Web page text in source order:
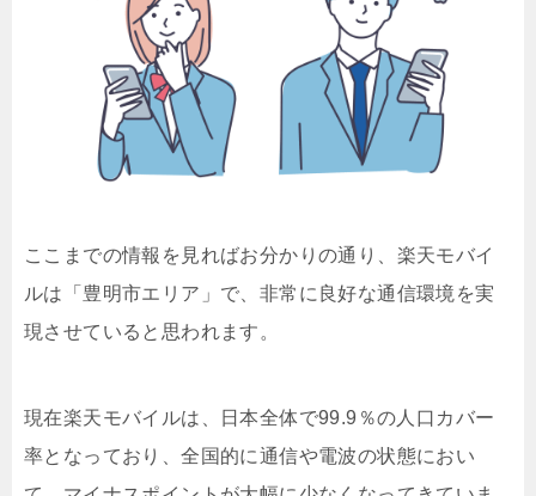
ここまでの情報を見ればお分かりの通り、楽天モバイ
ルは「豊明市エリア」で、非常に良好な通信環境を実
現させていると思われます。
現在楽天モバイルは、日本全体で99.9％の人口カバー
率となっており、全国的に通信や電波の状態におい